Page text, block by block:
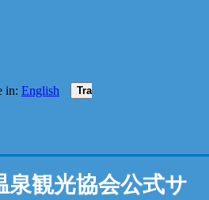
泉観光協会公式サ